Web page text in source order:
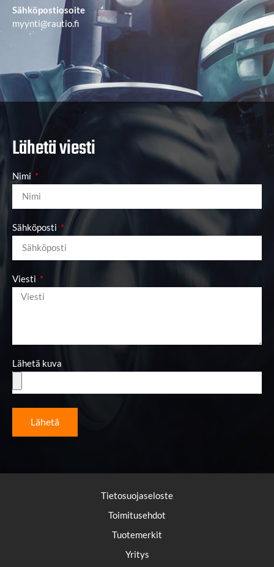
Sähköpostiosoite
myynti@rautio.fi
Lähetä viesti
Nimi
Sähköposti
Viesti
Lähetä kuva
Lähetä
Tietosuojaseloste
Toimitusehdot
Tuotemerkit
Yritys